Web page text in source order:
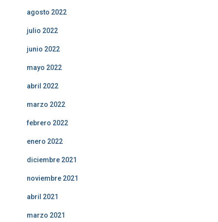
agosto 2022
julio 2022
junio 2022
mayo 2022
abril 2022
marzo 2022
febrero 2022
enero 2022
diciembre 2021
noviembre 2021
abril 2021
marzo 2021